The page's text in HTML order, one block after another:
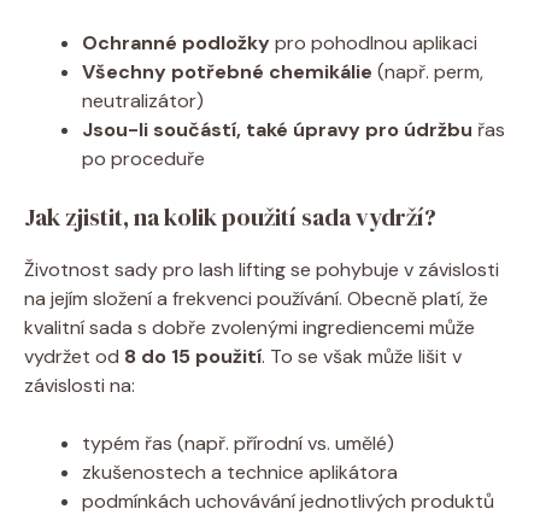
Ochranné podložkypro pohodlnou aplikaci
Všechny potřebné chemikálie (např. perm,
neutralizátor)
Jsou-li součástí, také úpravy pro údržbu řas
po proceduře
Jak zjistit, na kolik použití sada vydrží?
Životnost sady pro lash lifting se pohybuje v závislosti
na jejím složení a frekvenci používání. Obecně platí, že
kvalitní sada s dobře zvolenými ingrediencemi může
vydržet od 8 do 15 použití. To se však může lišit v
závislosti na:
typém řas (např. přírodní vs. umělé)
zkušenostech a technice aplikátora
podmínkách uchovávání jednotlivých produktů